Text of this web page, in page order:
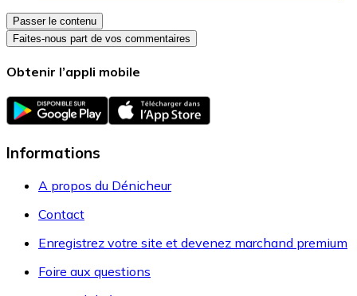
Passer le contenu
Faites-nous part de vos commentaires
Obtenir l’appli mobile
Informations
A propos du Dénicheur
Contact
Enregistrez votre site et devenez marchand premium
Foire aux questions